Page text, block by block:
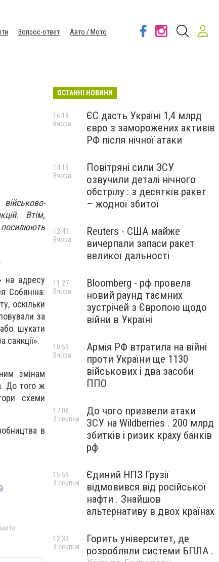
Вопрос-ответ
Авто / Мото
Втім,
посилюють
на адресу
Собяніна:
оскільки
за
шукати
змінам
До того ж
схеми
в
ОСТАННІ НОВИНИ
ЄС дасть Україні 1,4 млрд
євро з заморожених активів
РФ після нічної атаки
16:18
Вчора
Повітряні сили ЗСУ
озвучили деталі нічного
обстрілу : з десятків ракет
– жодної збитої
14:19
Вчора
Reuters - США майже
вичерпали запаси ракет
великої дальності
12:43
Вчора
Bloomberg - рф провела
новий раунд таємних
зустрічей з Європою щодо
війни в Україні
11:27
Вчора
Армія РФ втратила на війні
проти України ще 1130
військових і два засоби
ППО
10:59
Вчора
До чого призвели атаки
ЗСУ на Wildberries . 200 млрд
збитків і ризик краху банків
рф
17:08
3 серпня
Єдиний НПЗ Грузії
відмовився від російської
нафти . Знайшов
альтернативу в двох країнах
15:59
3 серпня
Горить університет, де
розробляли системи БПЛА .
12:33
3 серпня